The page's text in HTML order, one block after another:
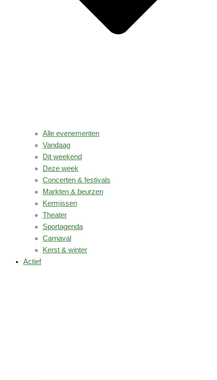
Alle evenementen
Vandaag
Dit weekend
Deze week
Concerten & festivals
Markten & beurzen
Kermissen
Theater
Sportagenda
Carnaval
Kerst & winter
Actief